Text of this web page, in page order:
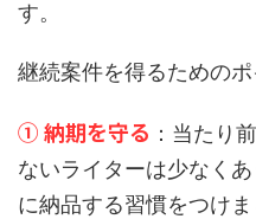
す。
継続案件を得るためのポ
① 納期を守る ：当たり
ないライターは少なく
に納品する習慣をつけ